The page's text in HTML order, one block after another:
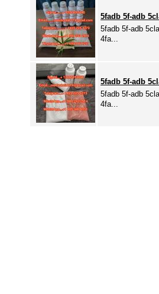
5fadb 5f-adb
5fadb 5f-adb
4fa...
5fadb 5f-adb
5fadb 5f-adb
4fa...